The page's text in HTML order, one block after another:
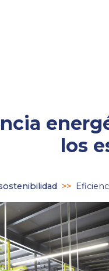
los
>>